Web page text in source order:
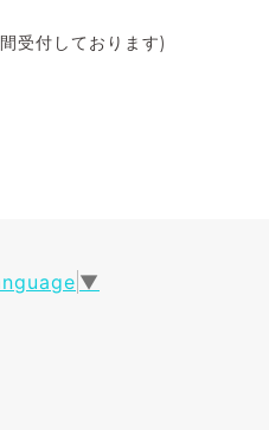
受付しております)
▼